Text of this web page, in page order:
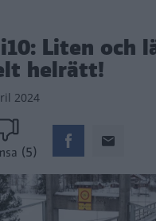
Liten och
helrätt!
2024
(5)